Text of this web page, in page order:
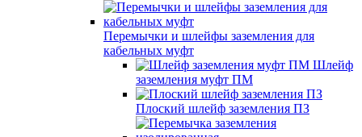
Перемычки и шлейфы заземления для
кабельных муфт
Шлейф
заземления муфт ПМ
Плоский шлейф заземления ПЗ